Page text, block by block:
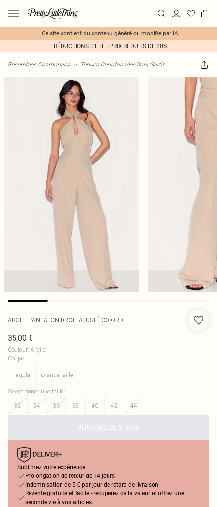
Ce site contient du contenu généré ou modifié par IA.
RÉDUCTIONS D'ÉTÉ : PRIX RÉDUITS DE 20%
Ensembles Coordonnés > Tenues Coordonnées Pour Sortir
ARGILE PANTALON DROIT AJUSTÉ CO-ORD
35,00 €
Couleur: Argile
Coupe:
Regular Grande taille
Sélectionner une taille:
32
34 36 38 40 42 44
RUPTURE DE STOCK
Sublimez votre expérience
Prolongation de retour de 14 jours
Indemnisation de 5 € par jour de retard de livraison
Revente gratuite et facile - récupérez de la valeur et offrez une
seconde vie à vos articles.